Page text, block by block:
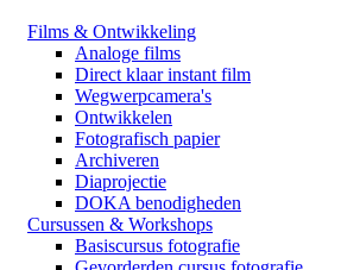
Films & Ontwikkeling
Analoge films
Direct klaar instant film
Wegwerpcamera's
Ontwikkelen
Fotografisch papier
Archiveren
Diaprojectie
DOKA benodigheden
Cursussen & Workshops
Basiscursus fotografie